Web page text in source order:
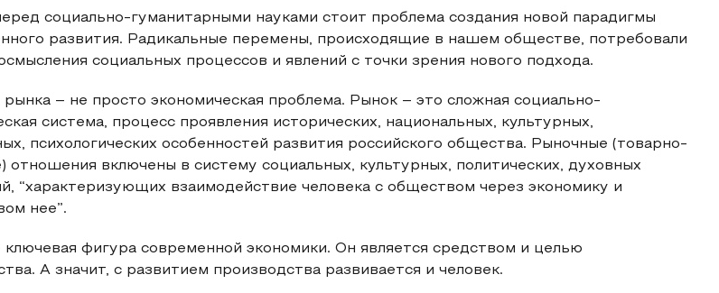
социально-гуманитарными науками стоит проблема создания новой парадигмы
развития. Радикальные перемены, происходящие в нашем обществе, потребовали
социальных процессов и явлений с точки зрения нового подхода.
рынка – не просто экономическая проблема. Рынок – это сложная социально-
система, процесс проявления исторических, национальных, культурных,
психологических особенностей развития российского общества. Рыночные (товарно-
отношения включены в систему социальных, культурных, политических, духовных
“характеризующих взаимодействие человека с обществом через экономику и
нее”.
ключевая фигура современной экономики. Он является средством и целью
А значит, с развитием производства развивается и человек.